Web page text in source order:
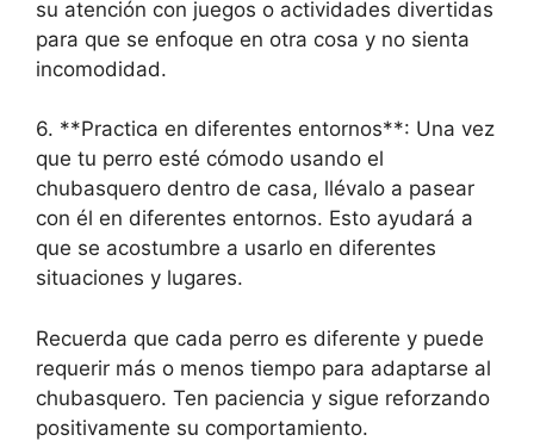
su atención con juegos o actividades divertidas
para que se enfoque en otra cosa y no sienta
incomodidad.
6. **Practica en diferentes entornos**: Una vez
que tu perro esté cómodo usando el
chubasquero dentro de casa, llévalo a pasear
con él en diferentes entornos. Esto ayudará a
que se acostumbre a usarlo en diferentes
situaciones y lugares.
Recuerda que cada perro es diferente y puede
requerir más o menos tiempo para adaptarse al
chubasquero. Ten paciencia y sigue reforzando
positivamente su comportamiento.